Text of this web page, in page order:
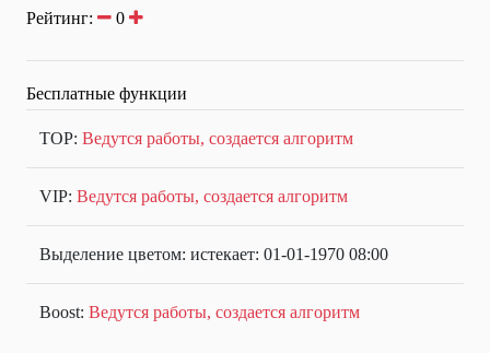
Рейтинг: 0
Бесплатные функции
TOP: Ведутся работы, создается алгоритм
VIP: Ведутся работы, создается алгоритм
Выделение цветом: истекает: 01-01-1970 08:00
Boost: Ведутся работы, создается алгоритм